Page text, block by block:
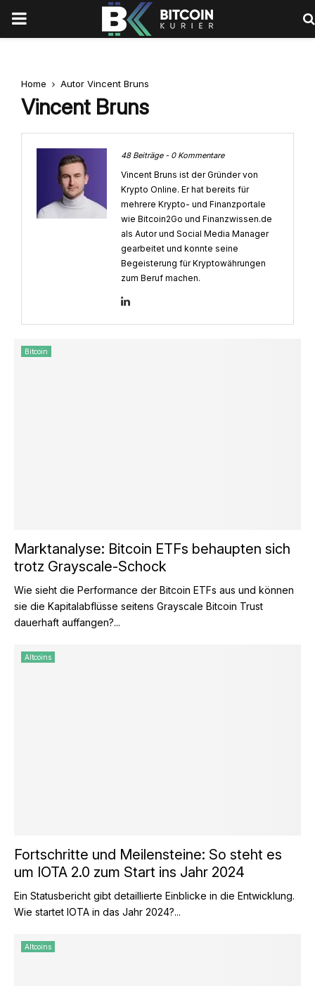
PRIMARY
Home Autor Vincent Bruns
Vincent Bruns
48 Beiträge- 0 Kommentare
Vincent Bruns ist der Gründer von
Krypto Online. Er hat bereits für
mehrere Krypto- und Finanzportale
wie Bitcoin2Go und Finanzwissen.de
als Autor und Social Media Manager
gearbeitet und konnte seine
Begeisterung für Kryptowährungen
zum Beruf machen.
Bitcoin
Marktanalyse: Bitcoin ETFs behaupten sich
trotz Grayscale-Schock
Wie sieht die Performance der Bitcoin ETFs aus und können
sie die Kapitalabflüsse seitens Grayscale Bitcoin Trust
dauerhaft auffangen?...
Altcoins
Fortschritte und Meilensteine: So steht es
um IOTA 2.0 zum Start ins Jahr 2024
Ein Statusbericht gibt detaillierte Einblicke in die Entwicklung.
Wie startet IOTA in das Jahr 2024?...
Altcoins